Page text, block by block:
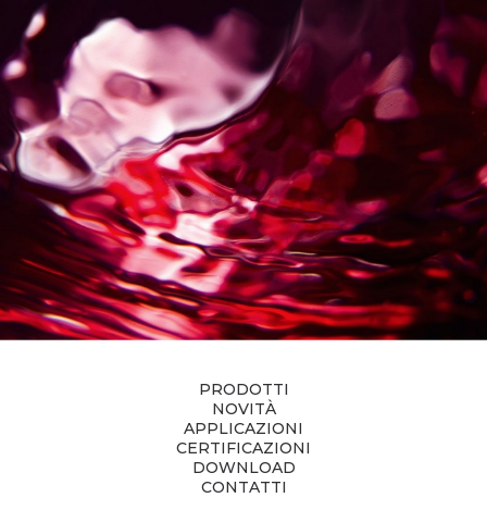
PRODOTTI
NOVITÀ
APPLICAZIONI
CERTIFICAZIONI
DOWNLOAD
CONTATTI